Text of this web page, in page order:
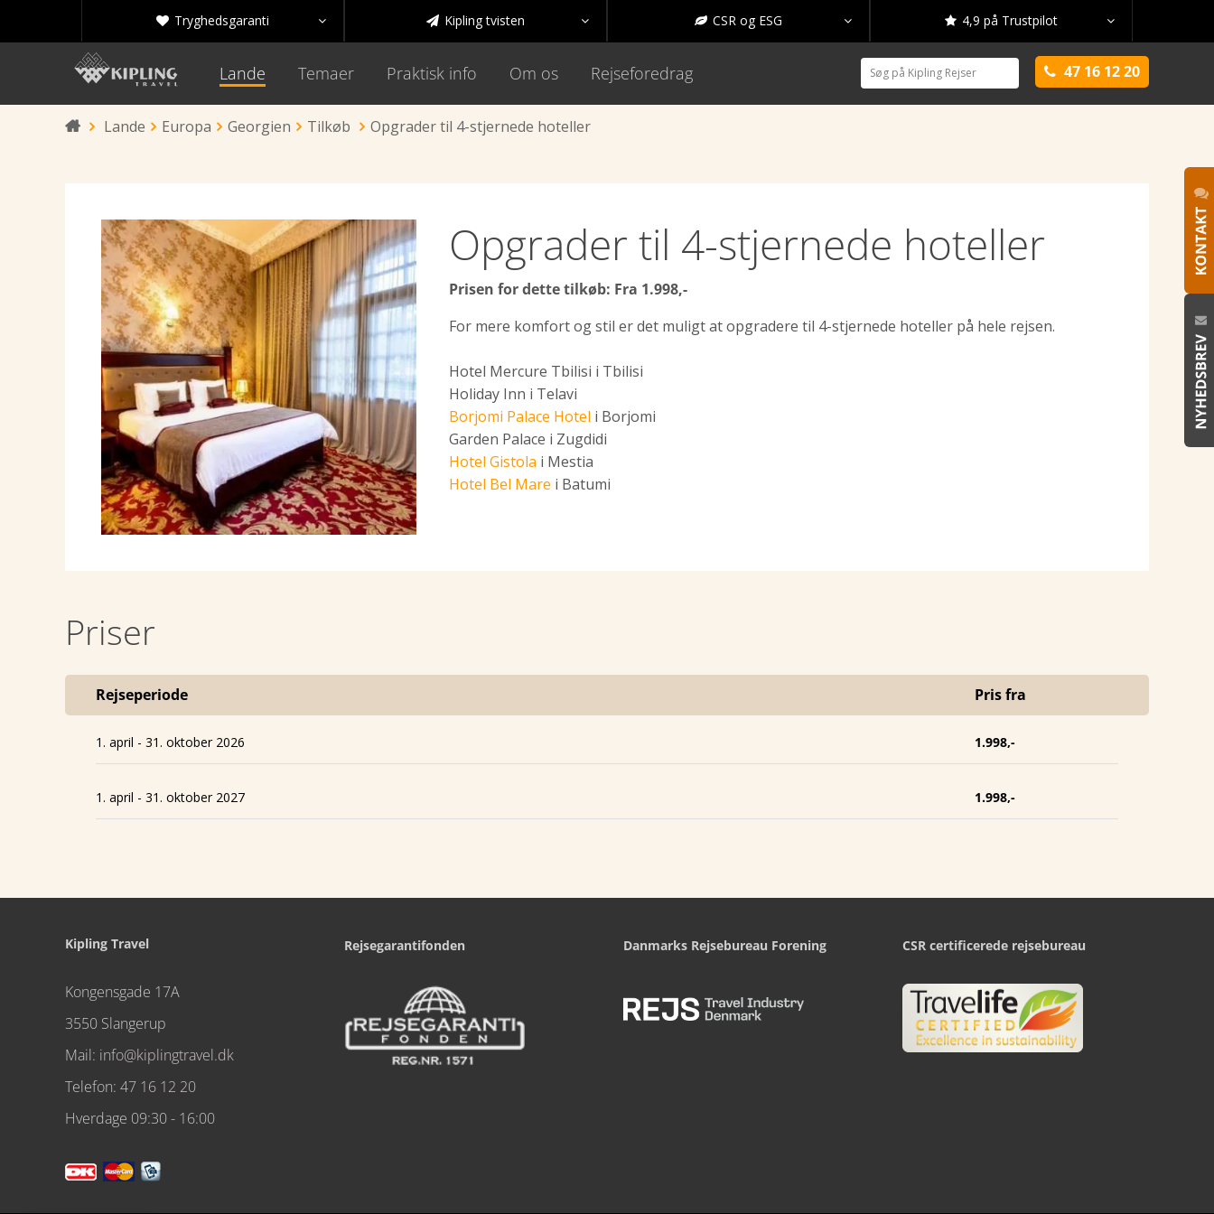
 Tryghedsgaranti   Kipling tvisten   CSR og ESG   4,9 på Trustpilot 
Lande Temaer Praktisk info Om os Rejseforedrag  47 16 12 20
 Lande Europa Georgien Tilkøb Opgrader til 4-stjernede hoteller
Opgrader til 4-stjernede hoteller
Prisen for dette tilkøb: Fra 1.998,-
For mere komfort og stil er det muligt at opgradere til 4-stjernede hoteller på hele rejsen.
Hotel Mercure Tbilisi i Tbilisi
Holiday Inn i Telavi
Borjomi Palace Hotel i Borjomi
Garden Palace i Zugdidi
Hotel Gistola i Mestia
Hotel Bel Mare i Batumi
Priser
Rejseperiode Pris fra
1. april - 31. oktober 2026 1.998,-
1. april - 31. oktober 2027 1.998,-
Kipling Travel
Kongensgade 17A
3550 Slangerup
Mail: info@kiplingtravel.dk
Telefon: 47 16 12 20
Hverdage 09:30 - 16:00
Rejsegarantifonden Danmarks Rejsebureau Forening CSR certificerede rejsebureau